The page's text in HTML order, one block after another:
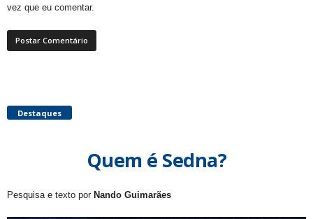
vez que eu comentar.
Destaques
Quem é Sedna?
Pesquisa e texto por Nando Guimarães